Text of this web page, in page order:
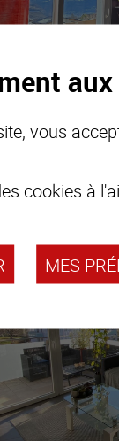
vous
cookies à
MES